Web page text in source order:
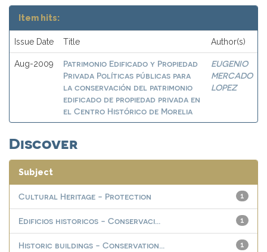
Item hits:
Issue Date Title Author(s)
Aug-2009
Patrimonio Edificado y Propiedad
Privada Políticas públicas para
la conservación del patrimonio
edificado de propiedad privada en
el Centro Histórico de Morelia
EUGENIO
MERCADO
LOPEZ
Discover
Subject
1
Cultural Heritage - Protection
1
Edificios historicos - Conservaci...
1
Historic buildings - Conservation...